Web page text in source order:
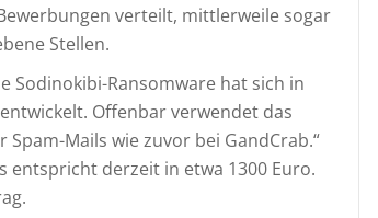
verteilt, mittlerweile sogar
Stellen.
Sodinokibi-Ransomware hat sich in
Offenbar verwendet das
Mails wie zuvor bei GandCrab.“
entspricht derzeit in etwa 1300 Euro.